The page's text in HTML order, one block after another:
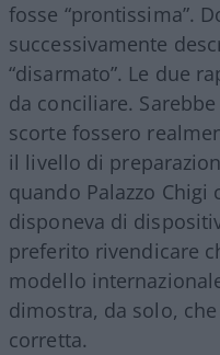
fosse “prontissima”.
successivamente
“disarmato”. Le due
da conciliare.
scorte fossero
il livello di
quando Palazzo Chigi
disponeva di
preferito rivendicare
modello
dimostra, da solo,
corretta.